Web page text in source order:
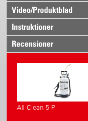
Video/Produktblad
Instruktioner
Recensioner
All Clean 5 P